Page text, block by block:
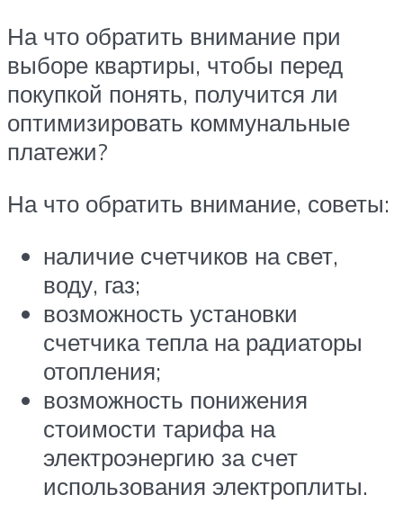
На что обратить внимание при
выборе квартиры, чтобы перед
покупкой понять, получится ли
оптимизировать коммунальные
платежи?
На что обратить внимание, советы:
наличие счетчиков на свет,
воду, газ;
возможность установки
счетчика тепла на радиаторы
отопления;
возможность понижения
стоимости тарифа на
электроэнергию за счет
использования электроплиты.